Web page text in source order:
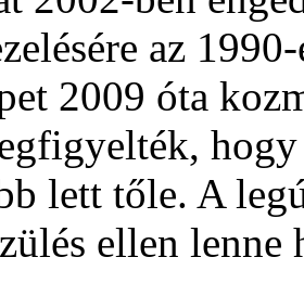
az
2009 óta
lett tőle. A
ellen lenne